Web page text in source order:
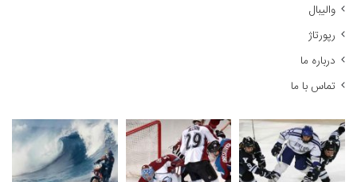
والیبال
رپورتاژ
درباره ما
تماس با ما